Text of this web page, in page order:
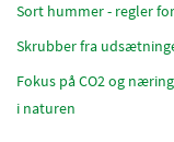
Sort hummer - regler
Skrubber fra
Fokus på CO2 og
i naturen